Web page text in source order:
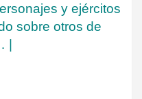
y ejércitos
sobre otros de